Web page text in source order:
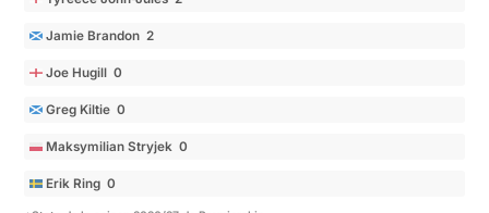
Jamie Brandon 2
Joe Hugill 0
Greg Kiltie 0
Maksymilian Stryjek 0
Erik Ring 0